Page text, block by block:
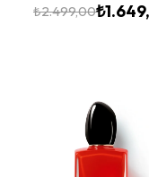
₺2.499,00₺